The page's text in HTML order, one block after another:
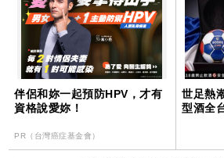
伴侶和妳一起預防HPV，才有
資格說愛妳！
PR（台灣癌症基金會）
世足熱
型酒全